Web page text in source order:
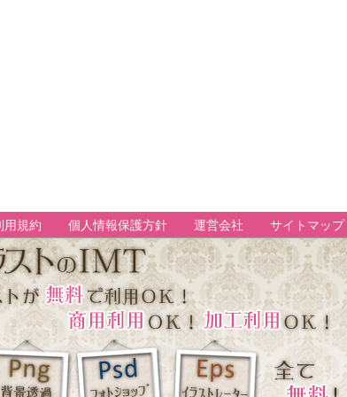
用規約 個人情報保護方針 運営会社 サイトマップ